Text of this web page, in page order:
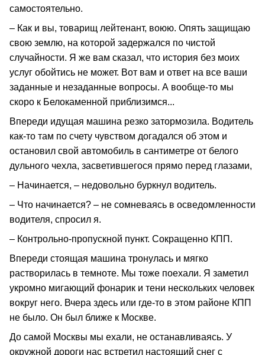
самостоятельно.
– Как и вы, товарищ лейтенант, воюю. Опять защищаю
свою землю, на которой задержался по чистой
случайности. Я же вам сказал, что история без моих
услуг обойтись не может. Вот вам и ответ на все ваши
заданные и незаданные вопросы. А вообще-то мы
скоро к Белокаменной приблизимся...
Впереди идущая машина резко затормозила. Водитель
как-то там по счету чувством догадался об этом и
остановил свой автомобиль в сантиметре от белого
дульного чехла, засветившегося прямо перед глазами,
– Начинается, – недовольно буркнул водитель.
– Что начинается? – не сомневаясь в осведомленности
водителя, спросил я.
– Контрольно-пропускной пункт. Сокращенно КПП.
Впереди стоящая машина тронулась и мягко
растворилась в темноте. Мы тоже поехали. Я заметил
укромно мигающий фонарик и тени нескольких человек
вокруг него. Вчера здесь или где-то в этом районе КПП
не было. Он был ближе к Москве.
До самой Москвы мы ехали, не останавливаясь. У
окружной дороги нас встретил настоящий снег с